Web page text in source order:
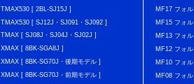
TMAX530 [ 2BL-SJ15J ]
TMAX530 [ SJ12J・SJ091・SJ092 ]
TMAX [ SJ08J・SJ04J・SJ02J ]
XMAX [ 8BK-SGA8J ]
XMAX [ 8BK-SG70J・後期モデル ]
XMAX [ 8BK-SG70J・前期モデル ]
MF17 フォ
MF15 フォ
MF13 フォ
MF12 フォ
MF10 フォ
MF08 フォ